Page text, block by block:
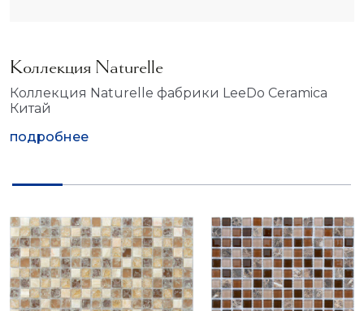
Коллекция Naturelle
Коллекция Naturelle фабрики LeeDo Ceramica
Китай
подробнее